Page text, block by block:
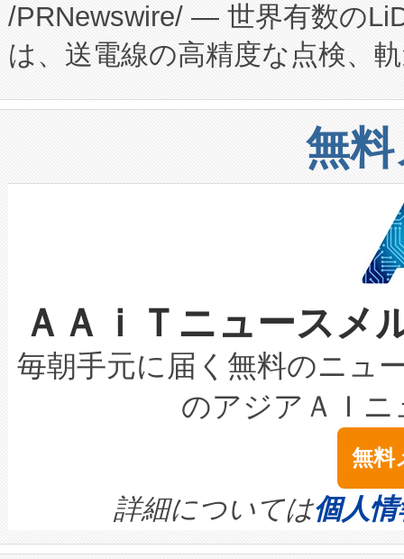
プログラムには、施設設計・
に関する技術移転および知的
構造化トレーニングカリキュ
上げおよび商用化段階におけ
設備整備および立ち上げ調整
加組織は、Enzeneのバイオ
選定された製品について、自
取得できる可能性もあります
設には、3億～4億ドルかか
最高経営責任者（CEO）であ
す。「当社のfully-connected
ームを利用すれば、6,000万
きます。この効率性は、フェ
た。 Voltaiq独自のAI搭載プラ
定、統合、導入、運用に至る
安全性を追跡し、確保する事
増加しているデータセンター
る電力網に大きな負担をかけ
事業者の負担軽減という課題
系統連系を迅速にし、ピーク
限を超えて利用可能な電力容
持できるよう貢献します。こ
ービスレベル契約（SLA）違
テリー性能の劣化によるダウ
念は、現在データセンターが
ます。 Voltaiq provides a
quality and reliability for AI
BESS stack to ensure battery
/PRNewswire/ — 世界有数の
は、送電線の高精度な点検、
や穀物倉庫におけるバルク材
リューション「Avia 2」を発
したAvia 2は、1,000メート
狭視野のFOVを切り替えるこ
ケーブル、枝などの細かな対
なレーザースポットにより、
な環境下でも豊かなディテー
キロメートル範囲を検出
LiDAR for Inspections,
は1535 nmレーザーを搭載。
イズの小径化を実現すること
す。ノーマルモードでは、
ートル先まで検出でき、これ
無
ＡＡｉＴニュース
毎朝手元に届く無料のニュ
のアジアＡＩ
無料
詳細については個人